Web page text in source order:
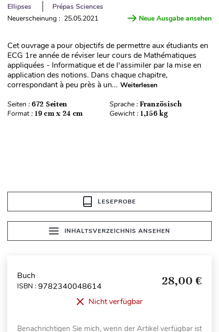
Ellipses
Prépas Sciences
Neuerscheinung : 25.05.2021
Neue Ausgabe ansehen
Cet ouvrage a pour objectifs de permettre aux étudiants en
ECG 1re année de réviser leur cours de Mathématiques
appliquées - Informatique et de l'assimiler par la mise en
application des notions. Dans chaque chapitre,
correspondant à peu près à un... Weiterlesen
Seiten : 672 Seiten Sprache : Französisch
Format : 19 cm x 24 cm Gewicht : 1,156 kg
LESEPROBE
INHALTSVERZEICHNIS ANSEHEN
Buch
ISBN : 9782340048614 28,00 €
Nicht verfügbar
Benachrichtigen Sie mich, wenn der Artikel verfügbar ist